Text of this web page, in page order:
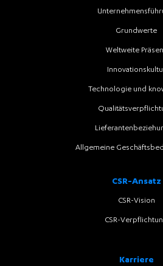
Grundwerte
Weltweite
Technologie und
Allgemeine
CSR-Ansatz
CSR-Vision
CSR-
Karriere